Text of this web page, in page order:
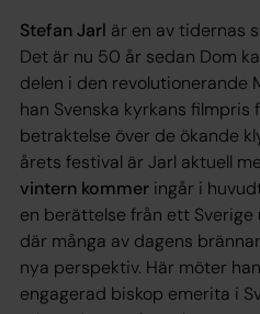
Stefan Jarl är en av tidernas
Det är nu 50 år sedan Dom
delen i den revolutionerande
han Svenska kyrkans filmpris
betraktelse över de ökande
årets festival är Jarl aktuell
vintern kommer ingår i
en berättelse från ett
där många av dagens
nya perspektiv. Här möter han
engagerad biskop emerita i